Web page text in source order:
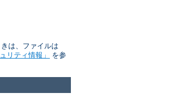
は、ファイルは
リティ情報」
を参